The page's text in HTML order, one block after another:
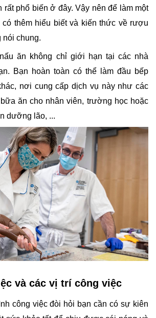
rất phổ biến ở đây. Vậy nên để làm một
có thêm hiểu biết và kiến thức về rượu
nói chung.
ăn không chỉ giới hạn tại các nhà
Bạn hoàn toàn có thể làm đầu bếp
nơi cung cấp dịch vụ này như các
ăn cho nhân viên, trường học hoặc
dưỡng lão, ...
và các vị trí công việc
công việc đòi hỏi bạn cần có sự kiên